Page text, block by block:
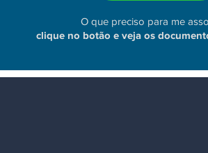
O que preciso para me
clique no botão e veja os